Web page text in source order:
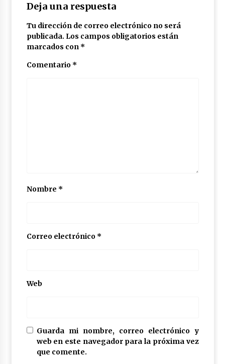
Deja una respuesta
Tu dirección de correo electrónico no será
publicada. Los campos obligatorios están
marcados con *
Comentario *
Nombre *
Correo electrónico *
Web
Guarda mi nombre, correo electrónico y
web en este navegador para la próxima vez
que comente.